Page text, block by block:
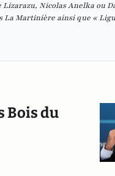
Nicolas Anelka ou
La Martinière ainsi que «
Bois du